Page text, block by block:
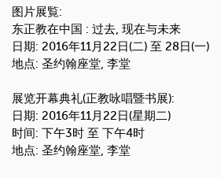
图片展覧:
东正教在中国 : 过去, 现在与未来
日期: 2016年11月22日(二) 至 28日(一)
地点: 圣约翰座堂, 李堂
展览开幕典礼(正教咏唱暨书展):
日期: 2016年11月22日(星期二)
时间: 下午3时 至 下午4时
地点: 圣约翰座堂, 李堂